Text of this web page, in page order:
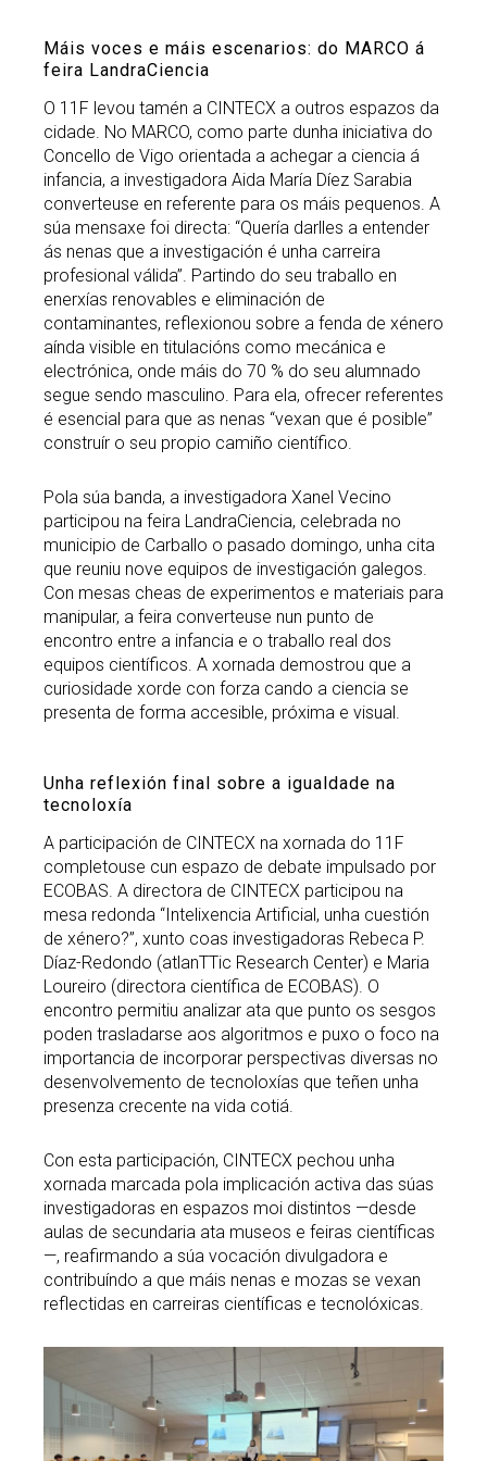
Máis voces e máis escenarios: do MARCO á
feira LandraCiencia
O 11F levou tamén a CINTECX a outros espazos da
cidade. No MARCO, como parte dunha iniciativa do
Concello de Vigo orientada a achegar a ciencia á
infancia, a investigadora Aida María Díez Sarabia
converteuse en referente para os máis pequenos. A
súa mensaxe foi directa: “Quería darlles a entender
ás nenas que a investigación é unha carreira
profesional válida”. Partindo do seu traballo en
enerxías renovables e eliminación de
contaminantes, reflexionou sobre a fenda de xénero
aínda visible en titulacións como mecánica e
electrónica, onde máis do 70 % do seu alumnado
segue sendo masculino. Para ela, ofrecer referentes
é esencial para que as nenas “vexan que é posible”
construír o seu propio camiño científico.
Pola súa banda, a investigadora Xanel Vecino
participou na feira LandraCiencia, celebrada no
municipio de Carballo o pasado domingo, unha cita
que reuniu nove equipos de investigación galegos.
Con mesas cheas de experimentos e materiais para
manipular, a feira converteuse nun punto de
encontro entre a infancia e o traballo real dos
equipos científicos. A xornada demostrou que a
curiosidade xorde con forza cando a ciencia se
presenta de forma accesible, próxima e visual.
Unha reflexión final sobre a igualdade na
tecnoloxía
A participación de CINTECX na xornada do 11F
completouse cun espazo de debate impulsado por
ECOBAS. A directora de CINTECX participou na
mesa redonda “Intelixencia Artificial, unha cuestión
de xénero?”, xunto coas investigadoras Rebeca P.
Díaz-Redondo (atlanTTic Research Center) e Maria
Loureiro (directora científica de ECOBAS). O
encontro permitiu analizar ata que punto os sesgos
poden trasladarse aos algoritmos e puxo o foco na
importancia de incorporar perspectivas diversas no
desenvolvemento de tecnoloxías que teñen unha
presenza crecente na vida cotiá.
Con esta participación, CINTECX pechou unha
xornada marcada pola implicación activa das súas
investigadoras en espazos moi distintos —desde
aulas de secundaria ata museos e feiras científicas
—, reafirmando a súa vocación divulgadora e
contribuíndo a que máis nenas e mozas se vexan
reflectidas en carreiras científicas e tecnolóxicas.